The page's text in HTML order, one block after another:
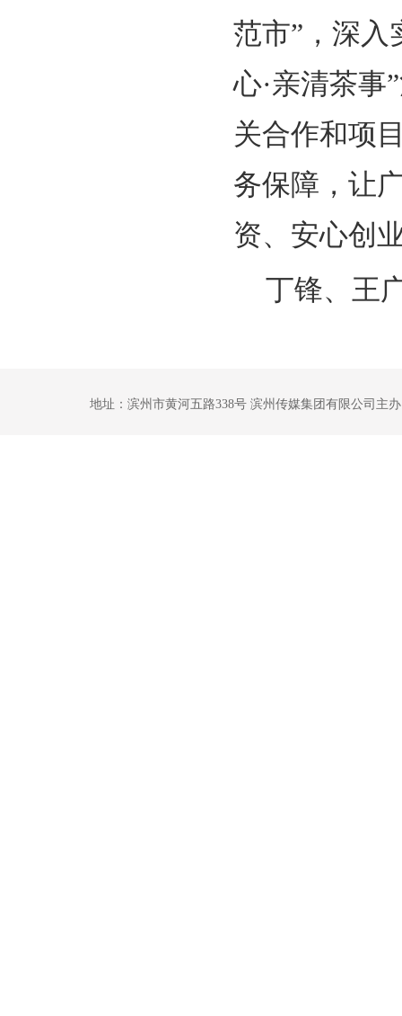
范市”，深入
心·亲清茶事
关合作和项
务保障，让
资、安心创
丁锋、王
地址：滨州市黄河五路338号 滨州传媒集团有限公司主